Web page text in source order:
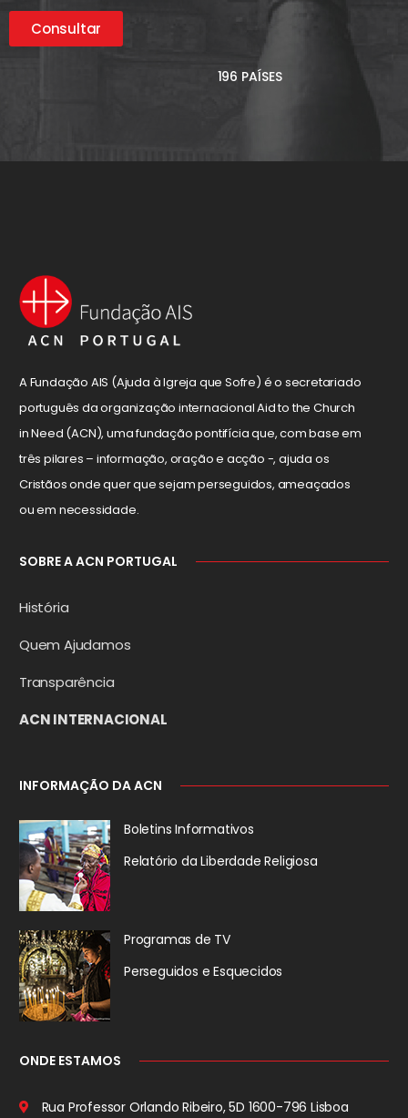
Consultar
196 PAÍSES
A Fundação AIS (Ajuda à Igreja que Sofre) é o secretariado
português da organização internacional Aid to the Church
in Need (ACN), uma fundação pontifícia que, com base em
três pilares – informação, oração e acção -, ajuda os
Cristãos onde quer que sejam perseguidos, ameaçados
ou em necessidade.
SOBRE A ACN PORTUGAL
História
Quem Ajudamos
Transparência
ACN INTERNACIONAL
INFORMAÇÃO DA ACN
Boletins Informativos
Relatório da Liberdade Religiosa
Programas de TV
Perseguidos e Esquecidos
ONDE ESTAMOS
Rua Professor Orlando Ribeiro, 5D 1600-796 Lisboa